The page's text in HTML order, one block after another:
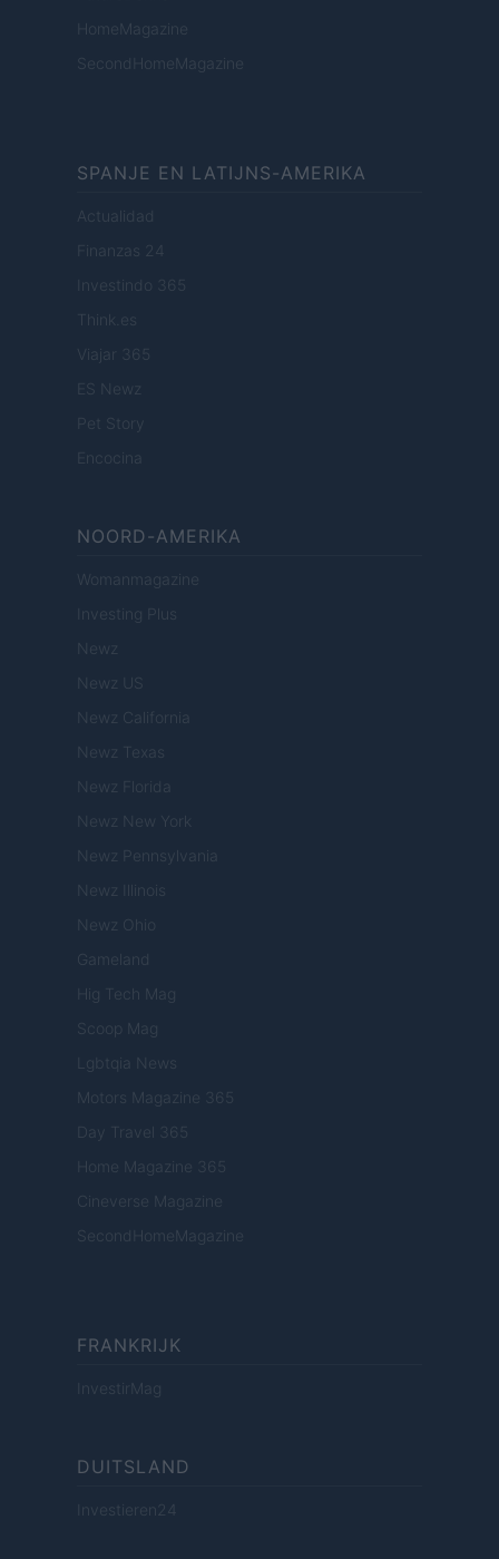
HomeMagazine
SecondHomeMagazine
SPANJE EN LATIJNS-AMERIKA
Actualidad
Finanzas 24
Investindo 365
Think.es
Viajar 365
ES Newz
Pet Story
Encocina
NOORD-AMERIKA
Womanmagazine
Investing Plus
Newz
Newz US
Newz California
Newz Texas
Newz Florida
Newz New York
Newz Pennsylvania
Newz Illinois
Newz Ohio
Gameland
Hig Tech Mag
Scoop Mag
Lgbtqia News
Motors Magazine 365
Day Travel 365
Home Magazine 365
Cineverse Magazine
SecondHomeMagazine
FRANKRIJK
InvestirMag
DUITSLAND
Investieren24